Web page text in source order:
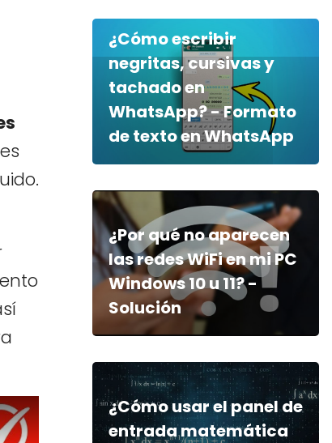
¿Cómo escribir
negritas, cursivas y
tachado en
WhatsApp? - Formato
de texto en WhatsApp
¿Por qué no aparecen
las redes WiFi en mi PC
Windows 10 u 11? -
Solución
¿Cómo usar el panel de
entrada matemática